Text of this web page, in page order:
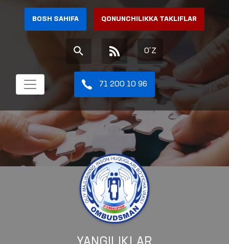
BOSH SAHIFA QONUNCHILIKKA TAKLIFLAR
O'Z
71 200 10 96